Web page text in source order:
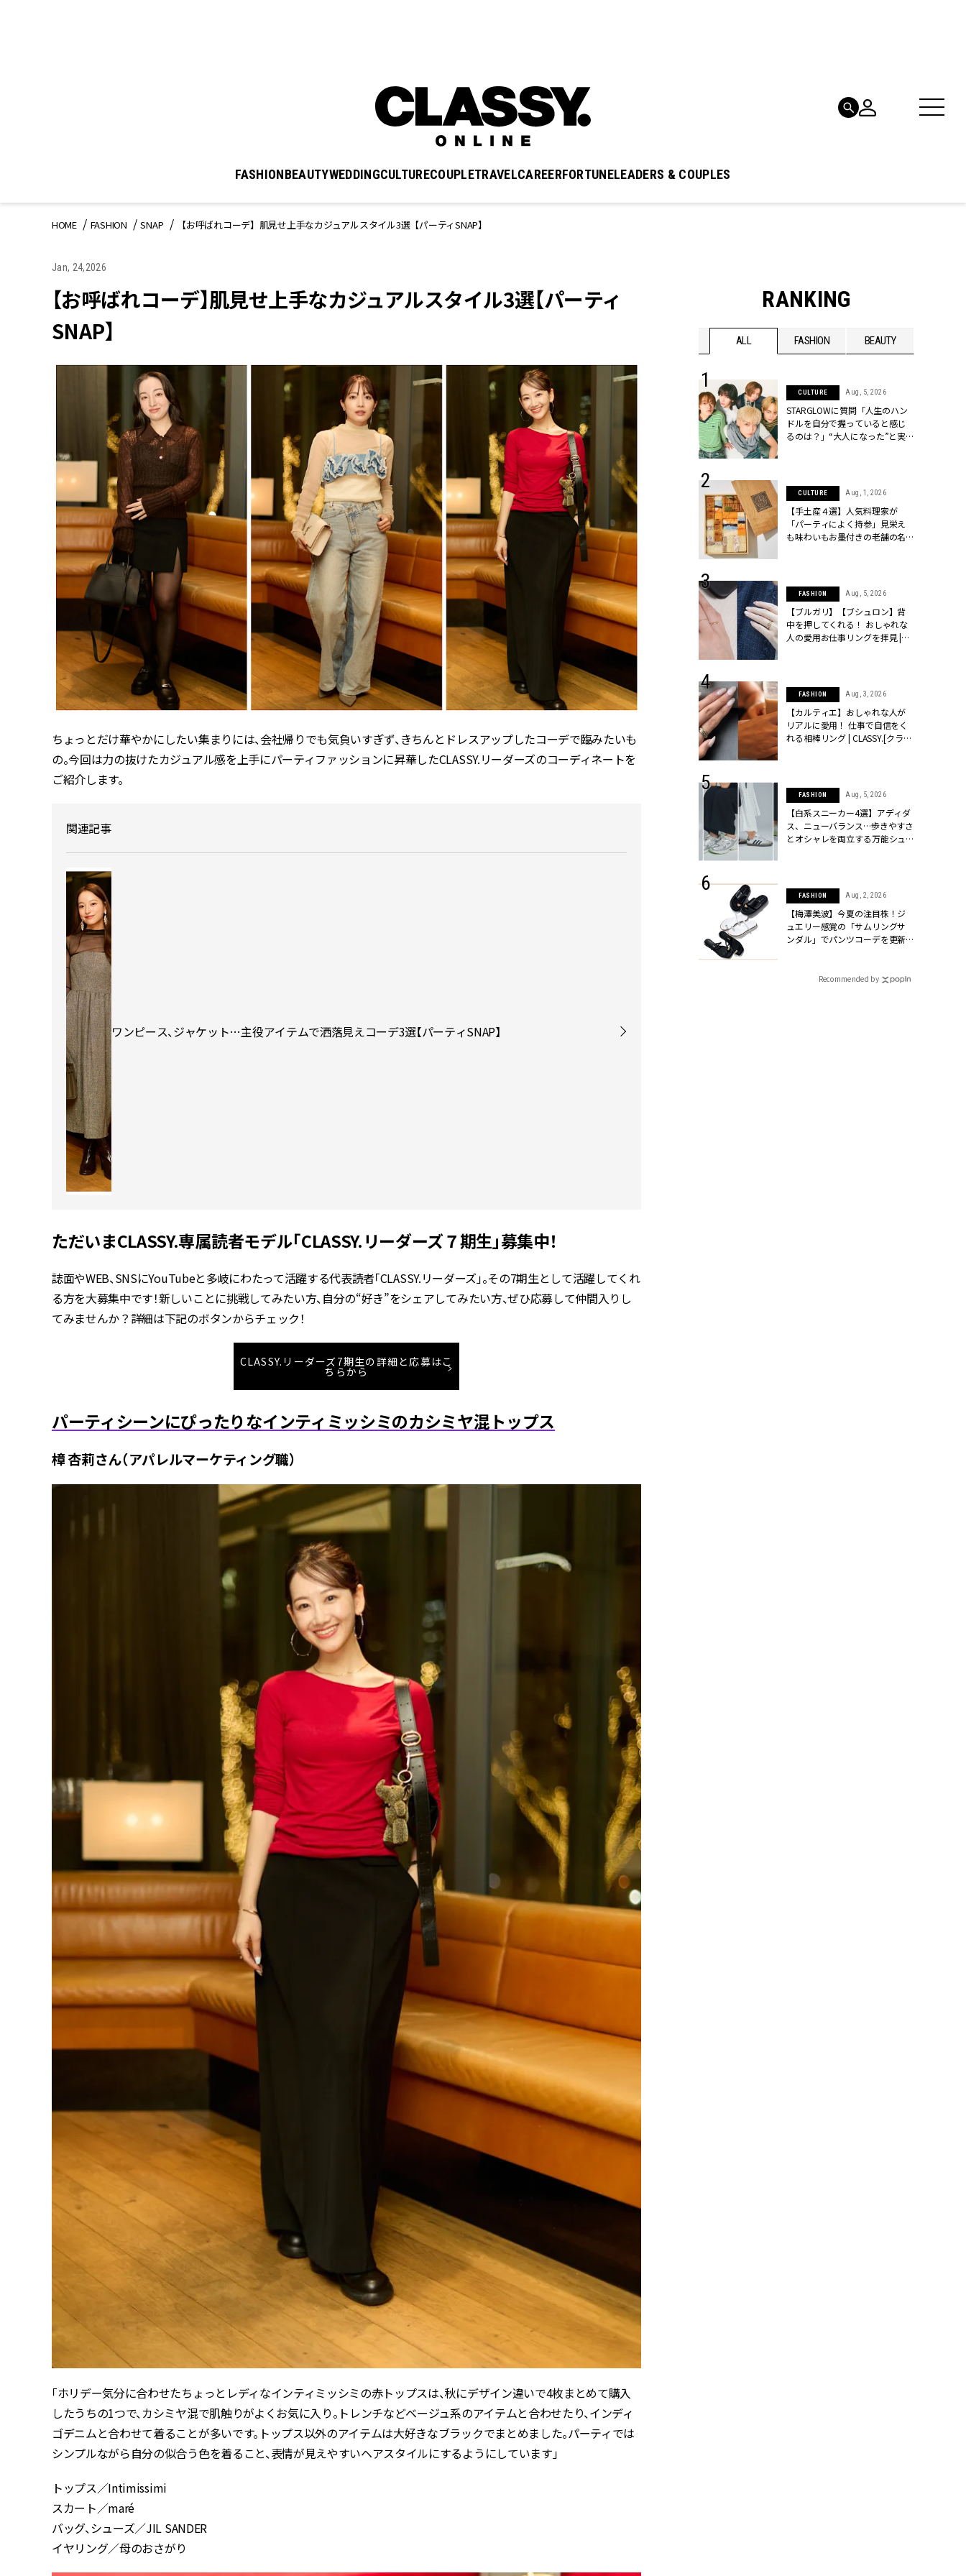
FASHIONBEAUTYWEDDINGCULTURECOUPLETRAVELCAREERFORTUNELEADERS & COUPLES
HOME FASHION SNAP 【お呼ばれコーデ】肌見せ上手なカジュアルスタイル3選【パーティSNAP】
Jan, 24,2026
【お呼ばれコーデ】肌見せ上手なカジュアルスタイル3選【パーティ
SNAP】
ちょっとだけ華やかにしたい集まりには、会社帰りでも気負いすぎず、きちんとドレスアップしたコーデで臨みたいも
の。今回は力の抜けたカジュアル感を上手にパーティファッションに昇華したCLASSY.リーダーズのコーディネートを
ご紹介します。
関連記事
ワンピース、ジャケット…主役アイテムで洒落見えコーデ3選【パーティSNAP】
ただいまCLASSY.専属読者モデル「CLASSY.リーダーズ７期生」募集中！
誌面やWEB、SNSにYouTubeと多岐にわたって活躍する代表読者「CLASSY.リーダーズ」。その7期生として活躍してくれ
る方を大募集中です！新しいことに挑戦してみたい方、自分の“好き”をシェアしてみたい方、ぜひ応募して仲間入りし
てみませんか？詳細は下記のボタンからチェック！
CLASSY.リーダーズ7期生の詳細と応募はこ
ちらから
パーティシーンにぴったりなインティミッシミのカシミヤ混トップス
樟 杏莉さん（アパレルマーケティング職）
「ホリデー気分に合わせたちょっとレディなインティミッシミの赤トップスは、秋にデザイン違いで4枚まとめて購入
したうちの1つで、カシミヤ混で肌触りがよくお気に入り。トレンチなどベージュ系のアイテムと合わせたり、インディ
ゴデニムと合わせて着ることが多いです。トップス以外のアイテムは大好きなブラックでまとめました。パーティでは
シンプルながら自分の似合う色を着ること、表情が見えやすいヘアスタイルにするようにしています」
トップス／Intimissimi
スカート／maré
バッグ、シューズ／JIL SANDER
イヤリング／母のおさがり
RANKING
ALL FASHION BEAUTY
BEAUTY
忙しい毎日に「うるおいター
ボ」を。新【SOFINA BASIC＋】
のお手入れでうるおってなめら
かな肌を目指す | CLASSY.[クラッ
シィ]
BEAUTY Aug, 6, 2026
【ヘアアクセ6選】手抜きに見え
ない！アラサーのまとめ髪が垢
抜ける「即戦力アクセ」たち |
CLASSY.[クラッシィ]
BEAUTY Aug, 5, 2026
ユニクロ名品も！日焼け対策ガ
チ勢の「ないと無理」なアイテ
ムハック7選 | CLASSY.[クラッシ
ィ]
BEAUTY Nov, 17, 2025
【落ちない名品リップ10選】塗
いetc.悩みをクリア | CLASSY.[ク
ィ]
結婚式に黒ドレスはアリ？お呼
ばれで失敗しないコーデ＆マナ
ーを解説 | CLASSY.[クラッシィ]
WEDDING Aug, 13, 2025
【結婚指輪】人気ブランドのリ
ング22選｜20〜30代カップルの
エピソードも | CLASSY.[クラッシ
ィ]
WEDDING Jun, 30, 2026
【一生ものジュエリー】1つでも
存在感が際立つ！ポメラートの
「トゥギャザー」シリーズに注
目 | CLASSY.[クラッシィ]
WEDDING Mar, 24, 2026
【トレンドの巻き方３選】結婚
ンピ”は『スカーフ』で盛るのが
件！ | CLASSY.[クラッシィ]
CULTURE Aug, 5, 2026
STARGLOWに質問「人生のハン
ドルを自分で握っていると感じ
るのは？」“大️人になった”と実
CULTURE Aug, 1, 2026
【手土産４選】人気料理家が
「パーティによく持参」見栄え
も味わいもお墨付きの老舗の名
FASHION Aug, 5, 2026
【ブルガリ】【ブシュロン】背
中を押してくれる！ おしゃれな
人の愛用お仕事リングを拝見 |
FASHION Aug, 3, 2026
【カルティエ】おしゃれな人が
リアルに愛用！ 仕事で自信をく
れる相棒リング | CLASSY.[クラッ
FASHION Aug, 5, 2026
【白系スニーカー4選】アディダ
ス、ニューバランス…歩きやすさ
とオシャレを両立する万能シュ
FASHION Aug, 2, 2026
【梅澤美波】今夏の注目株！ジ
ュエリー感覚の「サムリングサ
ンダル」でパンツコーデを更新 |
Recommended by